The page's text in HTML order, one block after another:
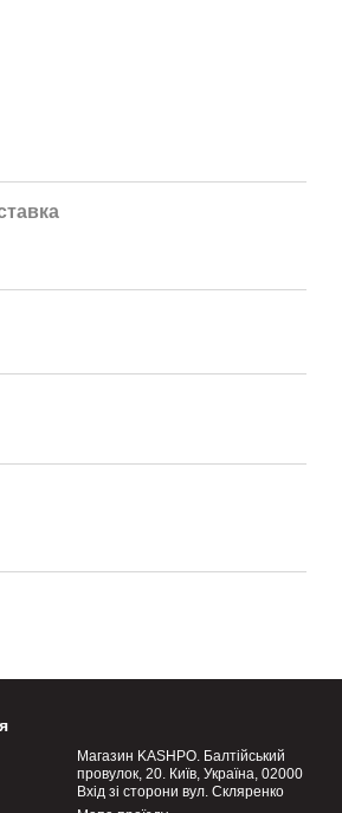
Магазин KASHPO. Балтійський
провулок, 20. Київ, Україна, 02000
Вхід зі сторони вул. Скляренко